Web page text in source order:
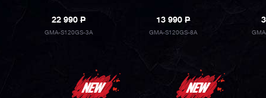
22 990P
GMA-S120GS-3A
13 990P
GMA-S120GS-8A